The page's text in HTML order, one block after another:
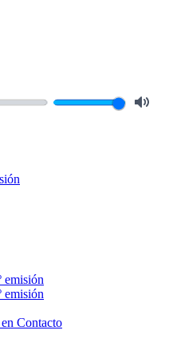
emisión
emisión
Contacto